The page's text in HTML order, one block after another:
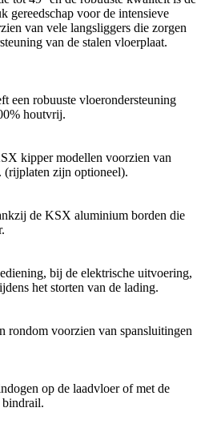
gereedschap voor de intensieve
van vele langsliggers die zorgen
van de stalen vloerplaat.
een robuuste vloerondersteuning
houtvrij.
kipper modellen voorzien van
(rijplaten zijn optioneel).
de KSX aluminium borden die
bij de elektrische uitvoering,
het storten van de lading.
rondom voorzien van spansluitingen
op de laadvloer of met de
bindrail.